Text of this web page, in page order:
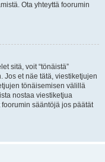
Ota yhteyttä foorumin
sitä, voit “tönäistä”
Jos et näe tätä, viestiketjujen
tönäisemisen välillä
nostaa viestiketjua
sääntöjä jos päätät